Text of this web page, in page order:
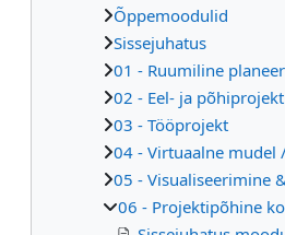
Õppemoodulid
Sissejuhatus
01 - Ruumiline
02 - Eel- ja põhiprojekt
03 - Tööprojekt
04 - Virtuaalne mudel
05 - Visualiseerimine
06 - Projektipõhine